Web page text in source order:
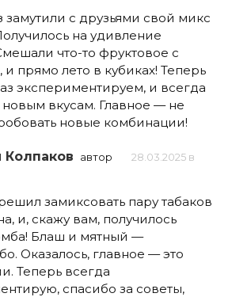
замутили с друзьями свой микс
на удивление
что-то фруктовое с
и прямо лето в кубиках! Теперь
экспериментируем, и всегда
вкусам. Главное — не
новые комбинации!
автор
28.03.2025 в
замиксовать пару табаков
и, скажу вам, получилось
Блаш и мятный —
Оказалось, главное — это
Теперь всегда
спасибо за советы,